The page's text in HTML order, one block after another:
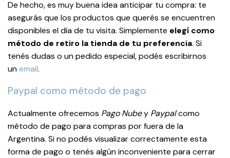
De hecho, es muy buena idea anticipar tu compra: te
asegurás que los productos que querés se encuentren
disponibles el día de tu visita. Simplemente elegí como
método de retiro la tienda de tu preferencia. Si
tenés dudas o un pedido especial, podés escribirnos
unemail.
Paypal como método de pago
Actualmente ofrecemos Pago Nubey Paypalcomo
método de pago para compras por fuera de la
Argentina. Si no podés visualizar correctamente esta
forma de pago o tenés algún inconveniente para cerrar